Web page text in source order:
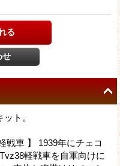
ト。
戦車 】 1939年にチェコ
軽戦車を自軍向けに